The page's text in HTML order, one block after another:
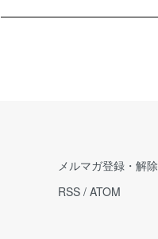
メルマガ登録・解除
RSS / ATOM